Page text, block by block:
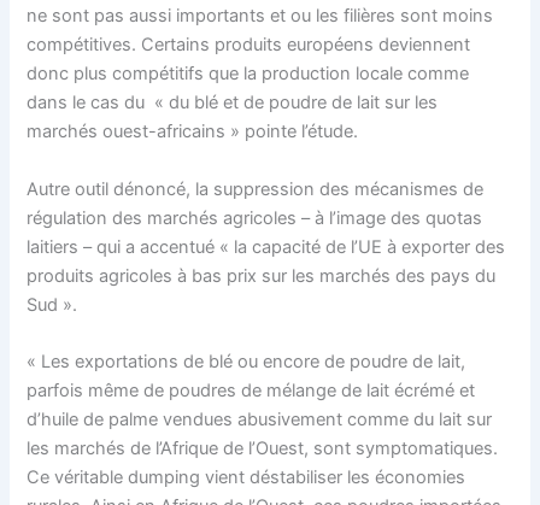
ne sont pas aussi importants et ou les filières sont moins
compétitives. Certains produits européens deviennent
donc plus compétitifs que la production locale comme
dans le cas du « du blé et de poudre de lait sur les
marchés ouest-africains » pointe l’étude.
Autre outil dénoncé, la suppression des mécanismes de
régulation des marchés agricoles – à l’image des quotas
laitiers – qui a accentué « la capacité de l’UE à exporter des
produits agricoles à bas prix sur les marchés des pays du
Sud ».
« Les exportations de blé ou encore de poudre de lait,
parfois même de poudres de mélange de lait écrémé et
d’huile de palme vendues abusivement comme du lait sur
les marchés de l’Afrique de l’Ouest, sont symptomatiques.
Ce véritable dumping vient déstabiliser les économies